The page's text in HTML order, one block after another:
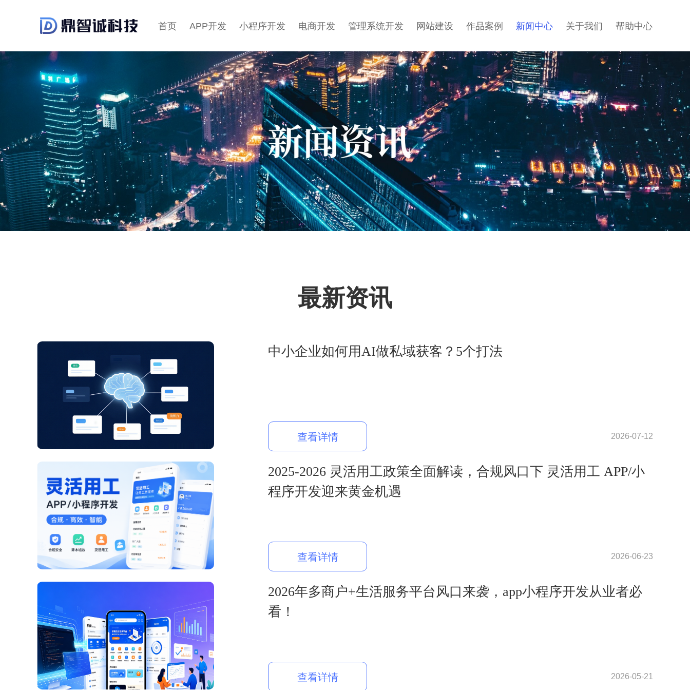
首页 APP开发 小程序开发 电商开发 管理系统开发 网站建设 作品案例 新闻中心 关于我们 帮助中心
最新资讯
中小企业如何用AI做私域获客？5个打法
查看详情 2026-07-12
2025-2026 灵活用工政策全面解读，合规风口下 灵活用工 APP/小
程序开发迎来黄金机遇
查看详情 2026-06-23
2026年多商户+生活服务平台风口来袭，app小程序开发从业者必
看！
查看详情 2026-05-21